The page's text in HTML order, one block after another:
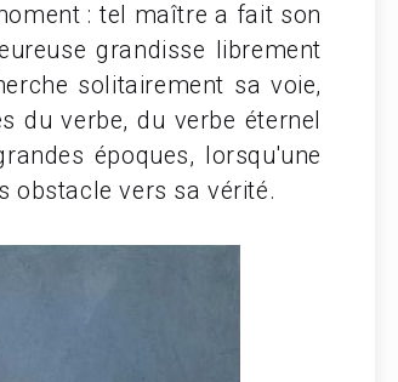
: tel maître a fait son
grandisse librement
solitairement sa voie,
du verbe, du verbe éternel
époques, lorsqu'une
obstacle vers sa vérité.